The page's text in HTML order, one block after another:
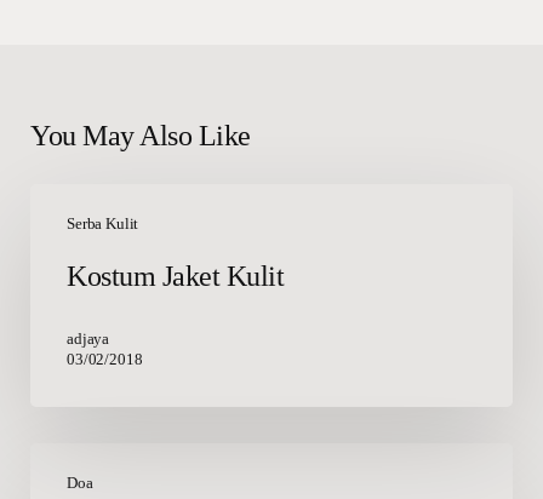
You May Also Like
Serba Kulit
Jaket
Kostum Jaket Kulit
adjaya
03/02/2018
Doa